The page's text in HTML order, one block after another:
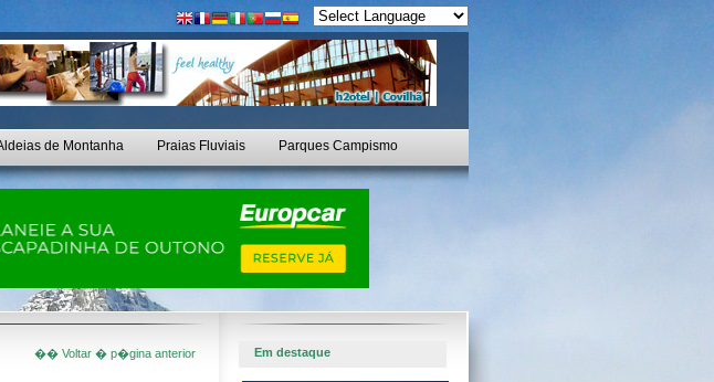
de Montanha Praias Fluviais Parques Campismo
�� Voltar � p�gina anterior Em destaque